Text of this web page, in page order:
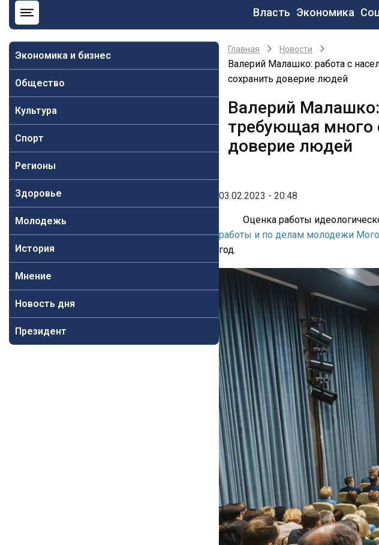
Основная
навигация
Власть Экономика
Экономика и бизнес
Общество
Культура
Спорт
Регионы
Здоровье
Молодежь
История
Мнение
Новость дня
Президент
Главная Новости
Валерий Малашко: работа с
сохранить доверие людей
Валерий Малашко:
требующая много
доверие людей
03.02.2023 - 20:48
Оценка работы
работы и по делам молодежи
год.